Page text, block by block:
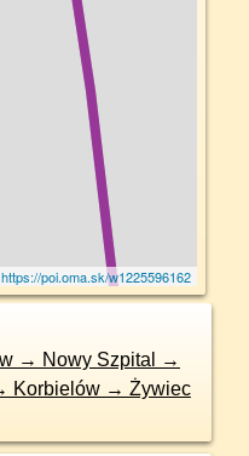
https://poi.oma.sk/w1225596162
→ Nowy Szpital →
Korbielów → Żywiec